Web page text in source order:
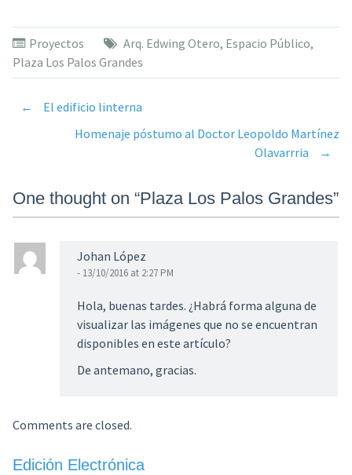
Proyectos Arq. Edwing Otero, Espacio Público,
Plaza Los Palos Grandes
Post
←
El edificio linterna
Homenaje póstumo al Doctor Leopoldo Martínez
Olavarrria
→
One thought on “Plaza Los Palos Grandes”
Johan López
- 13/10/2016 at 2:27 PM
Hola, buenas tardes. ¿Habrá forma alguna de
visualizar las imágenes que no se encuentran
disponibles en este artículo?
De antemano, gracias.
Comments are closed.
Edición Electrónica